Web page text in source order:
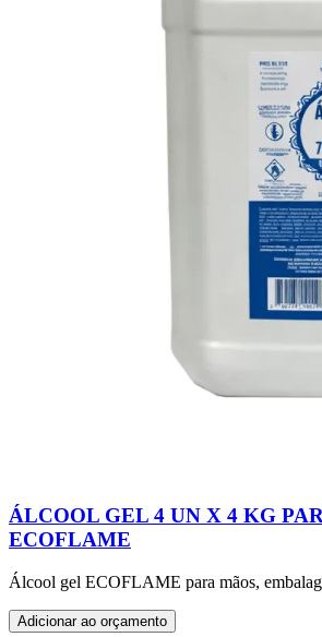
ÁLCOOL GEL 4 UN X 4 KG
ECOFLAME
Álcool gel ECOFLAME para mãos,
Adicionar ao orçamento